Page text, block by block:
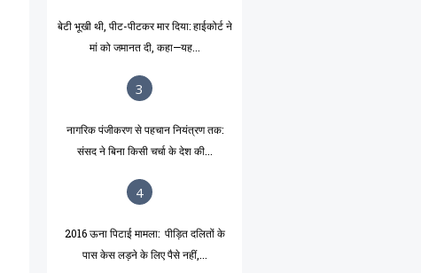
बेटी भूखी थी, पीट-पीटकर मार दिया: हाईकोर्ट ने
मां को जमानत दी, कहा—यह...
3
नागरिक पंजीकरण से पहचान नियंत्रण तक:
संसद ने बिना किसी चर्चा के देश की...
4
2016 ऊना पिटाई मामला: पीड़ित दलितों के
पास केस लड़ने के लिए पैसे नहीं,...